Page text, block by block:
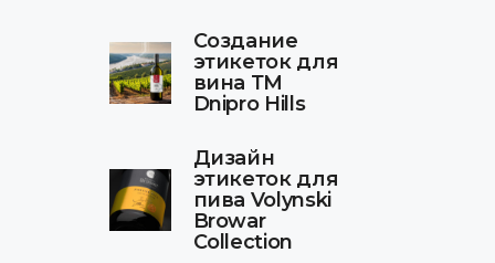
Создание
этикеток для
вина ТМ
Dnipro Hills
Дизайн
этикеток для
пива Volynski
Browar
Collection